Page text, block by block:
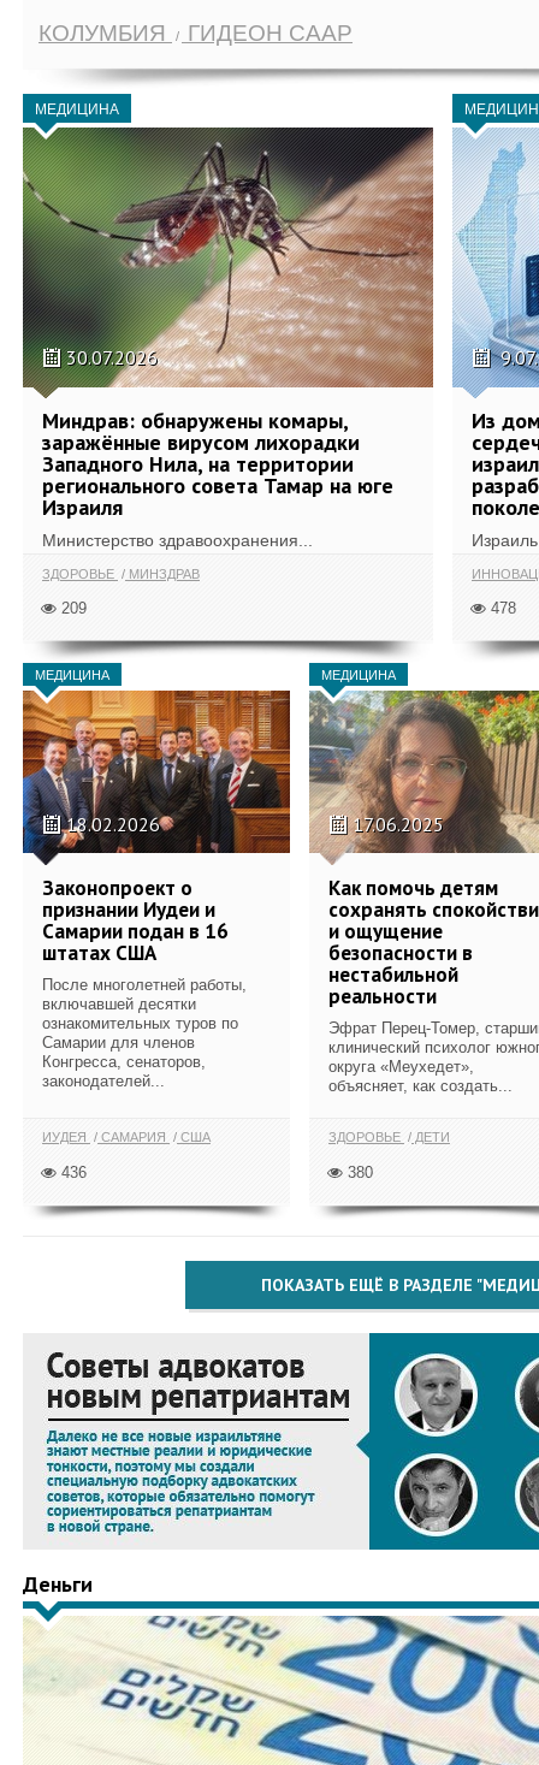
КОЛУМБИЯ ГИДЕОН СААР
МЕДИЦИНА
30.07.2026
Миндрав: обнаружены комары,
заражённые вирусом лихорадки
Западного Нила, на территории
регионального совета Тамар на юге
Израиля
Министерство здравоохранения...
ЗДОРОВЬЕ МИНЗДРАВ
209
Из
Израиль
478
МЕДИЦИНА
18.02.2026
Законопроект о
признании Иудеи и
Самарии подан в 16
штатах США
После многолетней работы,
включавшей десятки
ознакомительных туров по
Самарии для членов
Конгресса, сенаторов,
законодателей...
ИУДЕЯ САМАРИЯ США
436
МЕДИЦИНА
17.06.2025
Как помочь детям
сохранять
и ощущение
безопасности в
нестабильной
реальности
Эфрат Перец-Томер,
клинический психолог
округа «Меухедет»,
объясняет, как создать...
ЗДОРОВЬЕ ДЕТИ
380
ПОКАЗАТЬ ЕЩЁ В РАЗДЕЛЕ
Деньги